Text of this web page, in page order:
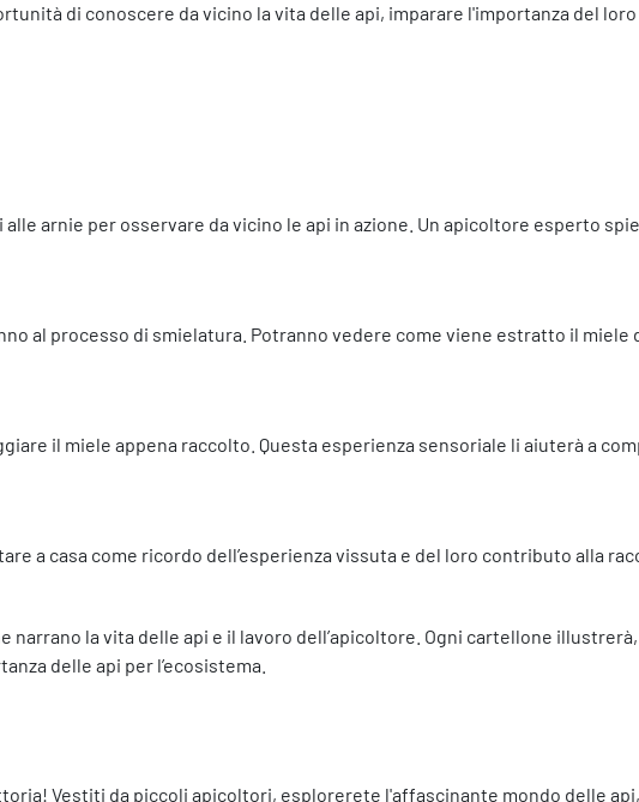
di conoscere da vicino la vita delle api, imparare l'importanza del
arnie per osservare da vicino le api in azione. Un apicoltore esperto
al processo di smielatura. Potranno vedere come viene estratto il miele
il miele appena raccolto. Questa esperienza sensoriale li aiuterà a
a casa come ricordo dell’esperienza vissuta e del loro contributo alla
la vita delle api e il lavoro dell’apicoltore. Ogni cartellone
delle api per l’ecosistema.
Vestiti da piccoli apicoltori, esplorerete l'affascinante mondo delle